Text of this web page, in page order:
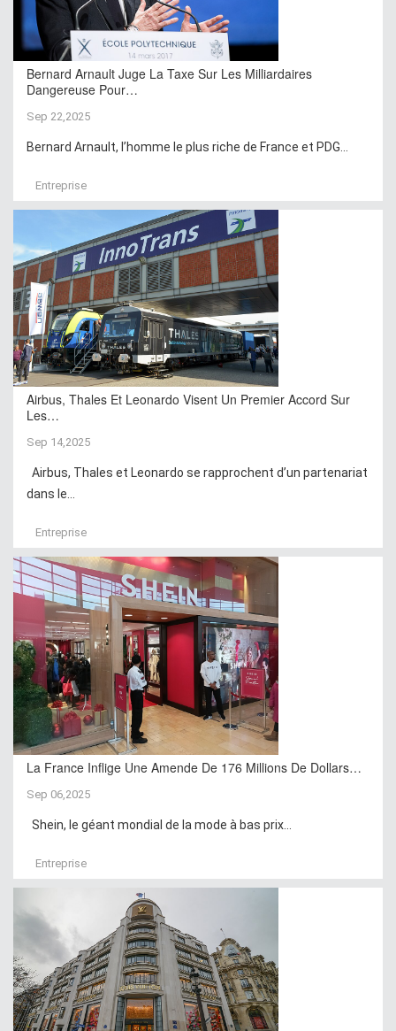
Bernard Arnault Juge La Taxe Sur Les Milliardaires
Dangereuse Pour…
Sep 22,2025
Bernard Arnault, l’homme le plus riche de France et PDG...
Entreprise
Airbus, Thales Et Leonardo Visent Un Premier Accord Sur
Les…
Sep 14,2025
Airbus, Thales et Leonardo se rapprochent d’un partenariat
dans le...
Entreprise
La France Inflige Une Amende De 176 Millions De Dollars…
Sep 06,2025
Shein, le géant mondial de la mode à bas prix...
Entreprise